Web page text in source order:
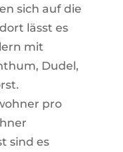
sich auf die
lässt es
mit
Dudel,
pro
sind es